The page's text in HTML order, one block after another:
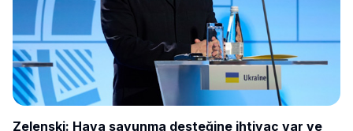
Zelenski: Hava savunma desteğine ihtiyaç var ve